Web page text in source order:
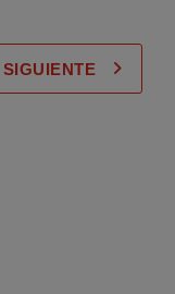
SIGUIENTE